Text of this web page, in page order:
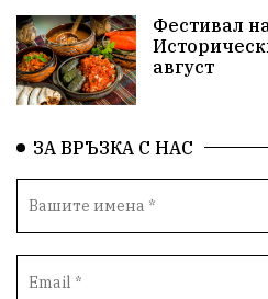
Историческа живопис
Народно читалище
български художници
Семейство Новости
Възстановки
благотворителност
Фестивал
август
ЗА ВРЪЗКА С НАС